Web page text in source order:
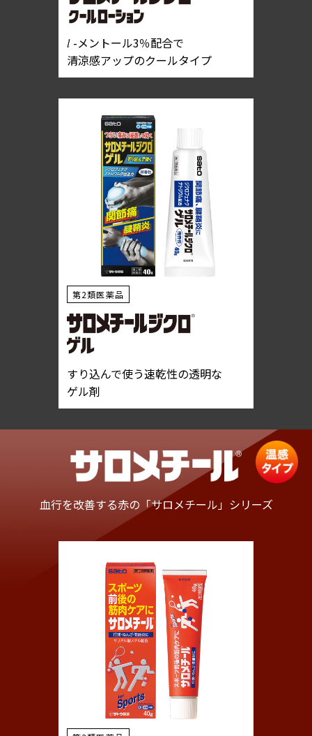
l -メントール3％配合で
清涼感アップのクールタイプ
第2類医薬品
すり込んで使う速乾性の透明な
ゲル剤
血行を改善する赤の 「サロメチール」シリーズ